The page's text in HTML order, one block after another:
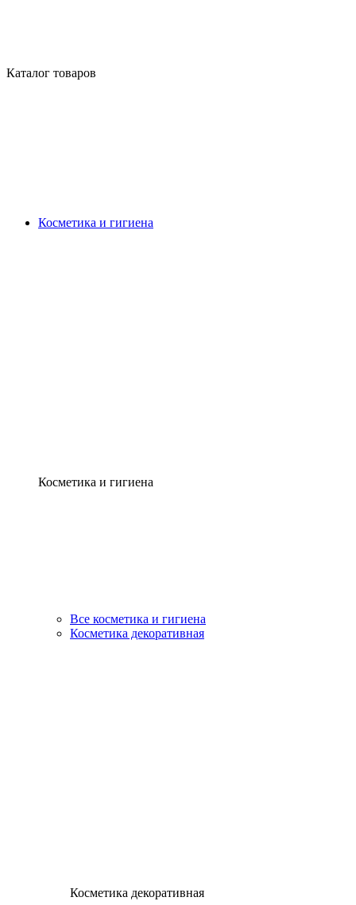
Каталог товаров
Косметика и гигиена
Косметика и гигиена
Все косметика и гигиена
Косметика декоративная
Косметика декоративная